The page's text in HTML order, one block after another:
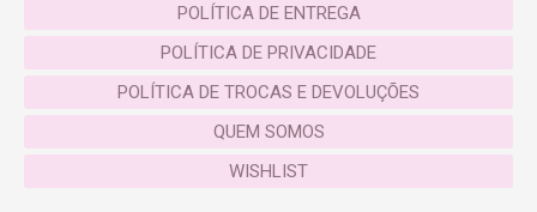
Cada modelo é encantador, o que garante o amor à
primeira vista e essas possibilidades de brincar com
as musthaves em várias ocasiões.
Desejamos que você tenha experiências únicas e
POLÍTICA DE ENTREGA
POLÍTICA DE PRIVACIDADE
POLÍTICA DE TROCAS E DEVOLUÇÕES
QUEM SOMOS
WISHLIST